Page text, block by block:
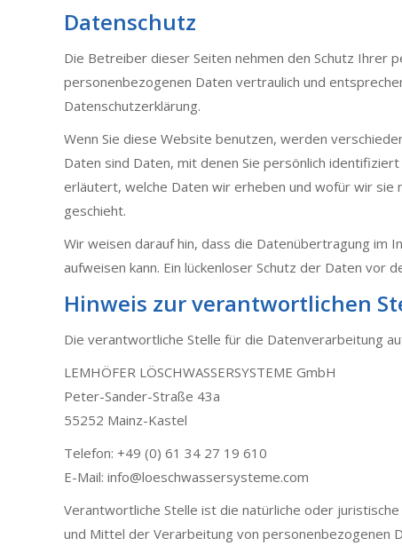
Datenschutz
Die Betreiber dieser Seiten nehmen den Schutz Ihrer
personenbezogenen Daten vertraulich und
Datenschutzerklärung.
Wenn Sie diese Website benutzen, werden
Daten sind Daten, mit denen Sie persönlich
erläutert, welche Daten wir erheben und wofür wir sie
geschieht.
Wir weisen darauf hin, dass die Datenübertragung im
aufweisen kann. Ein lückenloser Schutz der Daten vor
Hinweis zur verantwortlichen
Die verantwortliche Stelle für die Datenverarbeitung
LEMHÖFER LÖSCHWASSERSYSTEME GmbH
Peter-Sander-Straße 43a
55252 Mainz-Kastel
Telefon: +49 (0) 61 34 27 19 610
E-Mail: info@loeschwassersysteme.com
Verantwortliche Stelle ist die natürliche oder
und Mittel der Verarbeitung von personenbezogenen